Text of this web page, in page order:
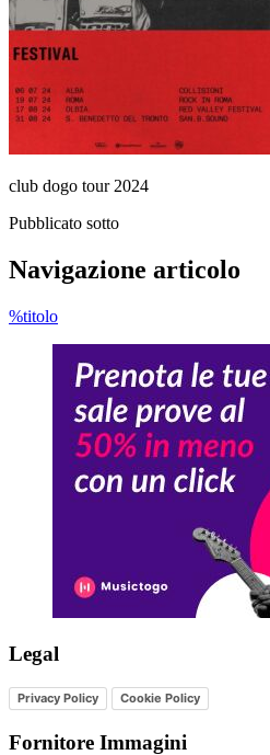
club dogo tour 2024
Pubblicato sotto
Navigazione articolo
%titolo
Legal
Privacy Policy Cookie Policy
Fornitore Immagini